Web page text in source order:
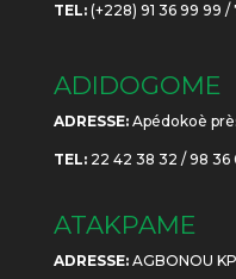
TEL:(+228) 91 36 99 99 /
ADIDOGOME
ADRESSE:Apédokoè
TEL:22 42 38 32 / 98 36
ATAKPAME
ADRESSE:AGBONOU